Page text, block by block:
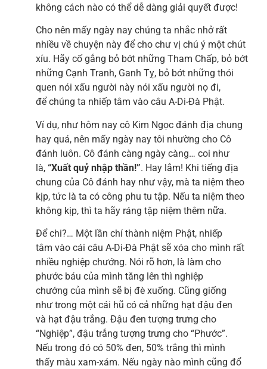
không cách nào có thể dễ dàng giải quyết được!
Cho nên mấy ngày nay chúng ta nhắc nhở rất
nhiều về chuyện này để cho chư vị chú ý một chút
xíu. Hãy cố gắng bỏ bớt những Tham Chấp, bỏ bớt
những Cạnh Tranh, Ganh Tỵ, bỏ bớt những thói
quen nói xấu người này nói xấu người nọ đi,
để chúng ta nhiếp tâm vào câu A-Di-Đà Phật.
Ví dụ, như hôm nay cô Kim Ngọc đánh địa chung
hay quá, nên mấy ngày nay tôi nhường cho Cô
đánh luôn. Cô đánh càng ngày càng… coi như
là, “Xuất quỷ nhập thần!”. Hay lắm! Khi tiếng địa
chung của Cô đánh hay như vậy, mà ta niệm theo
kịp, tức là ta có công phu tu tập. Nếu ta niệm theo
không kịp, thì ta hãy ráng tập niệm thêm nữa.
Để chi?… Một lần chí thành niệm Phật, nhiếp
tâm vào cái câu A-Di-Đà Phật sẽ xóa cho mình rất
nhiều nghiệp chướng. Nói rõ hơn, là làm cho
phước báu của mình tăng lên thì nghiệp
chướng của mình sẽ bị đè xuống. Cũng giống
như trong một cái hũ có cả những hạt đậu đen
và hạt đậu trắng. Đậu đen tượng trưng cho
“Nghiệp”, đậu trắng tượng trưng cho “Phước”.
Nếu trong đó có 50% đen, 50% trắng thì mình
thấy màu xam-xám. Nếu ngày nào mình cũng đổ